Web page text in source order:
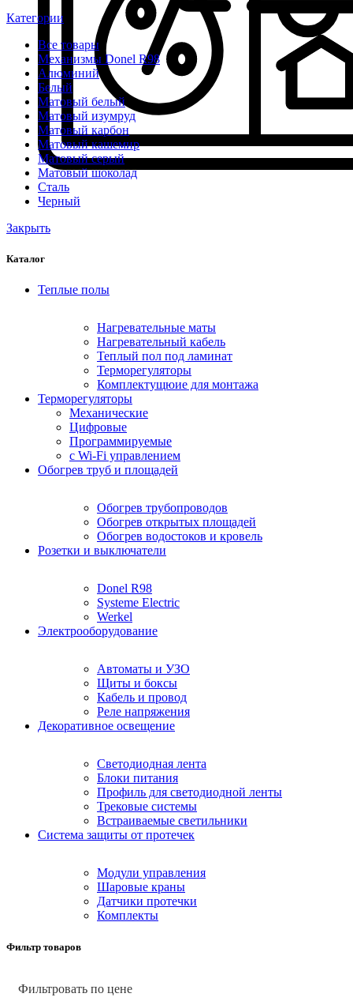
Категории
Все товары
Механизмы Donel R98
Алюминий
Белый
Матовый белый
Матовый изумруд
Матовый карбон
Матовый кашемир
Матовый серый
Матовый шоколад
Сталь
Черный
Закрыть
Каталог
Теплые полы
Нагревательные маты
Нагревательный кабель
Теплый пол под ламинат
Терморегуляторы
Комплектущюие для монтажа
Терморегуляторы
Механические
Цифровые
Программируемые
с Wi-Fi управлением
Обогрев труб и площадей
Обогрев трубопроводов
Обогрев открытых площадей
Обогрев водостоков и кровель
Розетки и выключатели
Donel R98
Systeme Electric
Werkel
Электрооборудование
Автоматы и УЗО
Щиты и боксы
Кабель и провод
Реле напряжения
Декоративное освещение
Светодиодная лента
Блоки питания
Профиль для светодиодной ленты
Трековые системы
Встраиваемые светильники
Cистема защиты от протечек
Модули управления
Шаровые краны
Датчики протечки
Комплекты
Фильтр товаров
Фильтровать по цене